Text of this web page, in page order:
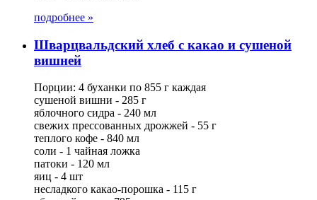
подробнее »
Шварцвальдский хлеб с какао и сушеной
вишней
Порции: 4 буханки по 855 г каждая
сушеной вишни - 285 г
яблочного сидра - 240 мл
свежих прессованных дрожжей - 55 г
теплого кофе - 840 мл
соли - 1 чайная ложка
патоки - 120 мл
яиц - 4 шт
несладкого какао-порошка - 115 г